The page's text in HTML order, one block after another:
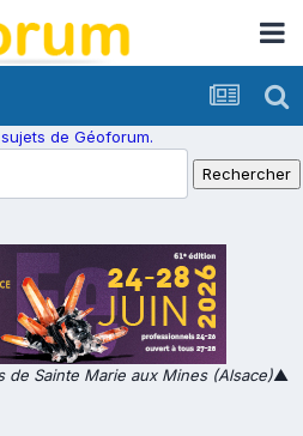
de Géoforum.
de Sainte Marie aux Mines (Alsace)▲